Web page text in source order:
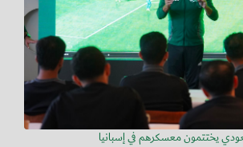
يختتمون معسكرهم في إسبانيا